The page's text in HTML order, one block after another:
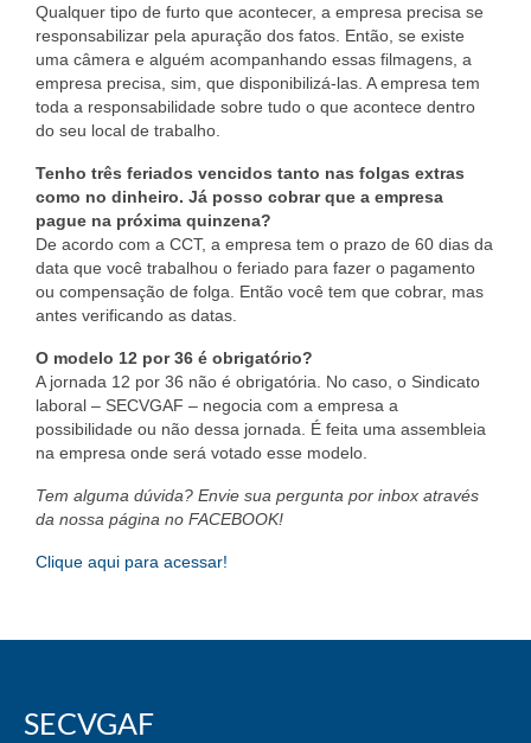
Qualquer tipo de furto que acontecer, a empresa precisa se
responsabilizar pela apuração dos fatos. Então, se existe
uma câmera e alguém acompanhando essas filmagens, a
empresa precisa, sim, que disponibilizá-las. A empresa tem
toda a responsabilidade sobre tudo o que acontece dentro
do seu local de trabalho.
Tenho três feriados vencidos tanto nas folgas extras
como no dinheiro. Já posso cobrar que a empresa
pague na próxima quinzena?
De acordo com a CCT, a empresa tem o prazo de 60 dias da
data que você trabalhou o feriado para fazer o pagamento
ou compensação de folga. Então você tem que cobrar, mas
antes verificando as datas.
O modelo 12 por 36 é obrigatório?
A jornada 12 por 36 não é obrigatória. No caso, o Sindicato
laboral – SECVGAF – negocia com a empresa a
possibilidade ou não dessa jornada. É feita uma assembleia
na empresa onde será votado esse modelo.
Tem alguma dúvida? Envie sua pergunta por inbox através
da nossa página no FACEBOOK!
Clique aqui para acessar!
SECVGAF